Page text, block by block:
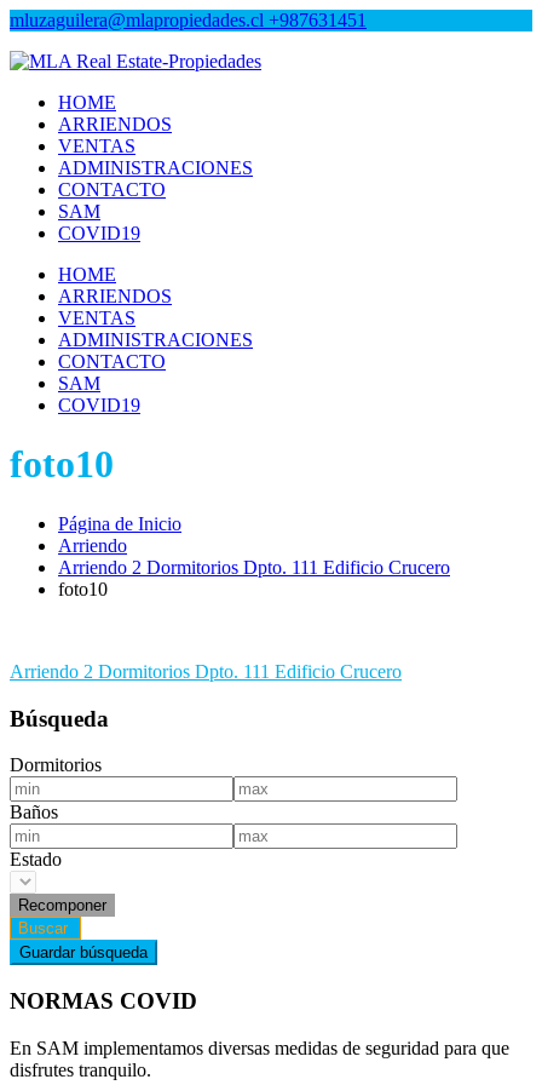
mluzaguilera@mlapropiedades.cl +987631451
MLA Real Estate-Propiedades
MLA Real Estate-Propiedades
HOME
ARRIENDOS
VENTAS
ADMINISTRACIONES
CONTACTO
SAM
COVID19
HOME
ARRIENDOS
VENTAS
ADMINISTRACIONES
CONTACTO
SAM
COVID19
foto10
Página de Inicio
Arriendo
Arriendo 2 Dormitorios Dpto. 111 Edificio Crucero
foto10
Navegación
de
entradas
Arriendo 2 Dormitorios Dpto. 111 Edificio Crucero
Búsqueda
Dormitorios
Baños
Estado
NORMAS COVID
En SAM implementamos diversas medidas de seguridad para que
disfrutes tranquilo.